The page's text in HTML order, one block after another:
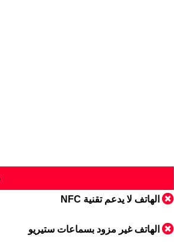
الهاتف لا يدعم تقنية NFC
الهاتف غير مزود بسماعات ستيريو